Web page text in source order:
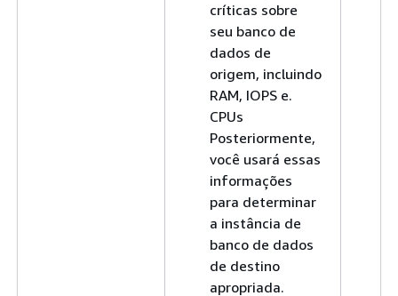
críticas sobre
seu banco de
dados de
origem, incluindo
RAM, IOPS e.
CPUs
Posteriormente,
você usará essas
informações
para determinar
a instância de
banco de dados
de destino
apropriada.